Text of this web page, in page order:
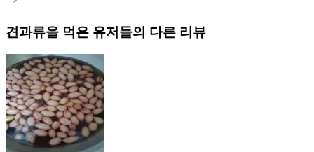
견과류을 먹은 유저들의 다른 리뷰